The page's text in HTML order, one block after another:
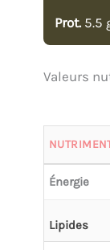
Prot. 5.5
Valeurs
Énergie
Lipides